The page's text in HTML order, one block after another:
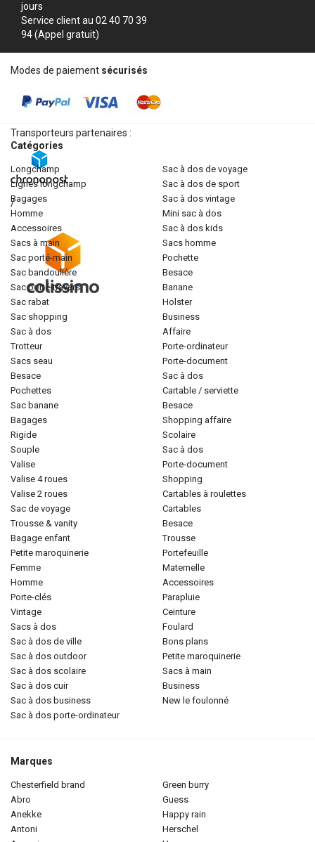
jours
Service client au 02 40 70 39
94 (Appel gratuit)
Modes de paiement sécurisés
Transporteurs partenaires :
/
Catégories
longchamp
lignes longchamp
bagages
homme
accessoires
sacs à main
sac porté-main
sac bandoulière
sac porté-travers
sac rabat
sac shopping
sac à dos
trotteur
sacs seau
besace
pochettes
sac banane
bagages
rigide
souple
valise
valise 4 roues
valise 2 roues
sac de voyage
trousse & vanity
bagage enfant
petite maroquinerie
femme
homme
porte-clés
vintage
sacs à dos
sac à dos de ville
sac à dos outdoor
sac à dos scolaire
sac à dos cuir
sac à dos business
sac à dos porte-ordinateur
sac à dos de voyage
sac à dos de sport
sac à dos vintage
mini sac à dos
sac à dos kids
sacs homme
pochette
besace
banane
holster
business
affaire
porte-ordinateur
porte-document
sac à dos
cartable / serviette
besace
shopping affaire
scolaire
sac à dos
porte-document
shopping
cartables à roulettes
cartables
besace
trousse
portefeuille
maternelle
accessoires
parapluie
ceinture
foulard
bons plans
petite maroquinerie
sacs à main
business
new le foulonné
Marques
chesterfield brand
abro
anekke
antoni
green burry
guess
happy rain
herschel